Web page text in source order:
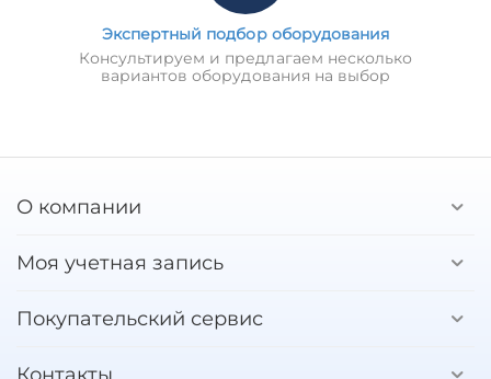
Экспертный подбор оборудования
Консультируем и предлагаем несколько
вариантов оборудования на выбор
О компании
Моя учетная запись
Покупательский сервис